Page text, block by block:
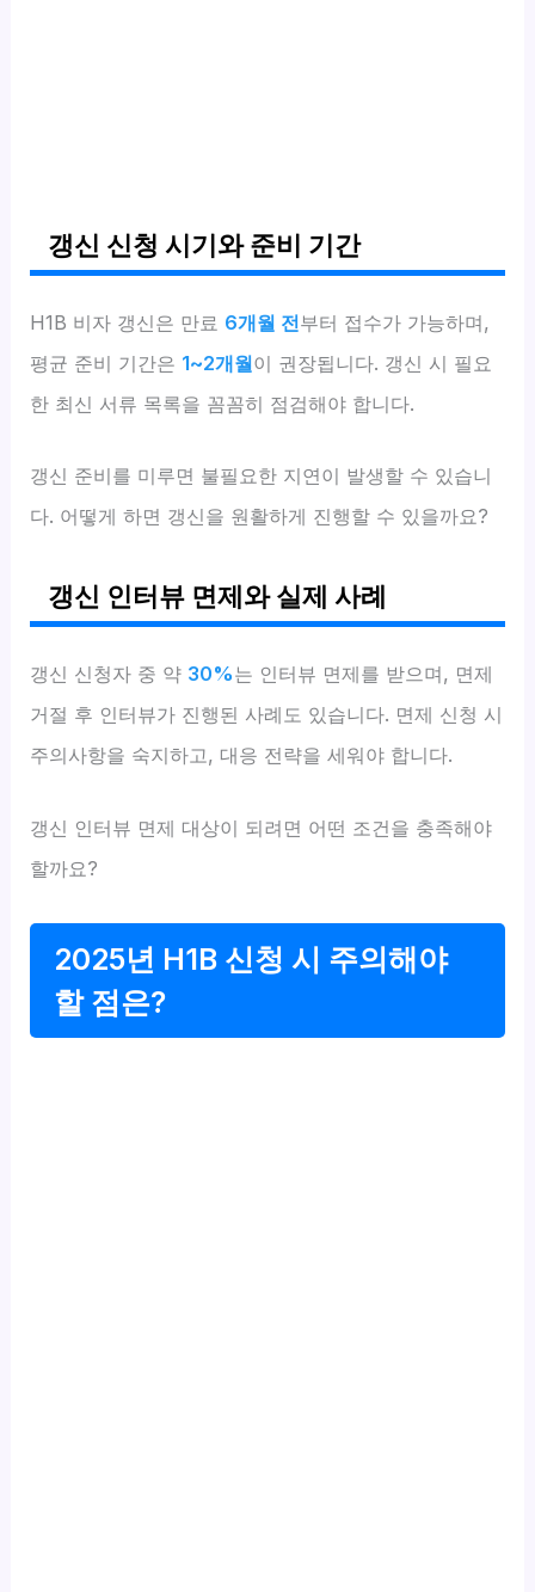
갱신 신청 시기와 준비 기간
H1B 비자 갱신은 만료 6개월 전부터 접수가 가능하며,
평균 준비 기간은 1~2개월이 권장됩니다. 갱신 시 필요
한 최신 서류 목록을 꼼꼼히 점검해야 합니다.
갱신 준비를 미루면 불필요한 지연이 발생할 수 있습니
다. 어떻게 하면 갱신을 원활하게 진행할 수 있을까요?
갱신 인터뷰 면제와 실제 사례
갱신 신청자 중 약 30%는 인터뷰 면제를 받으며, 면제
거절 후 인터뷰가 진행된 사례도 있습니다. 면제 신청 시
주의사항을 숙지하고, 대응 전략을 세워야 합니다.
갱신 인터뷰 면제 대상이 되려면 어떤 조건을 충족해야
할까요?
2025년 H1B 신청 시 주의해야
할 점은?